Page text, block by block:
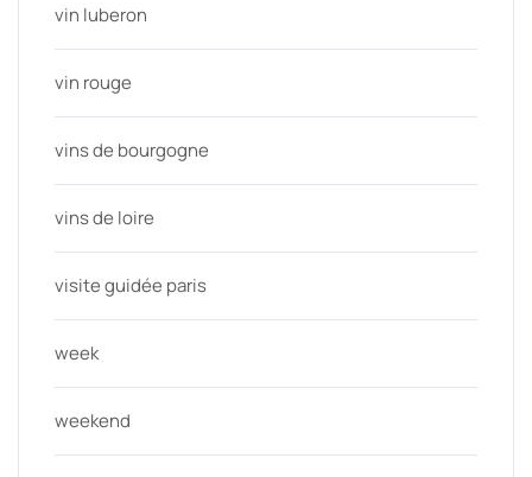
vin luberon
vin rouge
vins de bourgogne
vins de loire
visite guidée paris
week
weekend